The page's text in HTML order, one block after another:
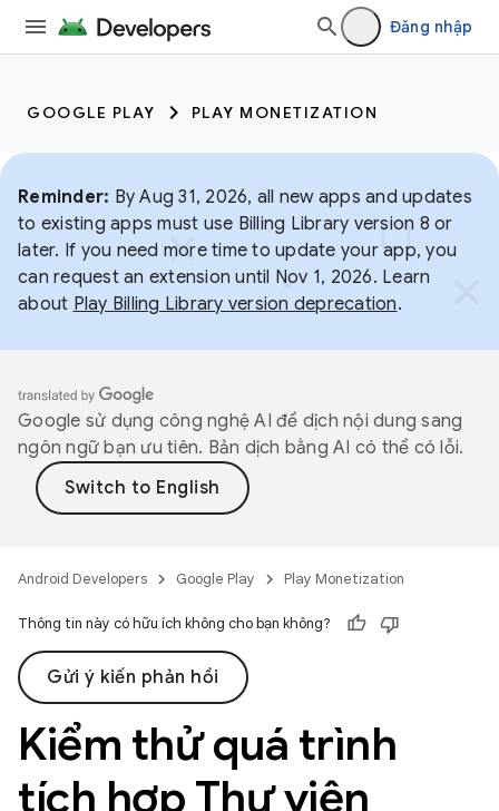
Đăng nhập
GOOGLE PLAY PLAY MONETIZATION
Reminder: By Aug 31, 2026, all new apps and updates
to existing apps must use Billing Library version 8 or
later. If you need more time to update your app, you
can request an extension until Nov 1, 2026. Learn
about Play Billing Library version deprecation.
Google sử dụng công nghệ AI để dịch nội dung sang
ngôn ngữ bạn ưu tiên. Bản dịch bằng AI có thể có lỗi.
Android Developers Google Play Play Monetization
Thông tin này có hữu ích không cho bạn không?
Gửi ý kiến phản hồi
Kiểm thử quá trình
tích hợp Thư viện